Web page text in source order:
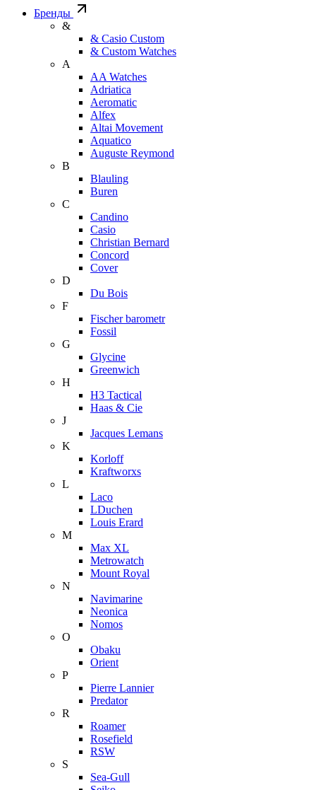
Бренды
&
& Casio Custom
& Custom Watches
A
AA Watches
Adriatica
Aeromatic
Alfex
Altai Movement
Aquatico
Auguste Reymond
B
Blauling
Buren
C
Candino
Casio
Christian Bernard
Concord
Cover
D
Du Bois
F
Fischer barometr
Fossil
G
Glycine
Greenwich
H
H3 Tactical
Haas & Cie
J
Jacques Lemans
K
Korloff
Kraftworxs
L
Laco
LDuchen
Louis Erard
M
Max XL
Metrowatch
Mount Royal
N
Navimarine
Neonica
Nomos
O
Obaku
Orient
P
Pierre Lannier
Predator
R
Roamer
Rosefield
RSW
S
Sea-Gull